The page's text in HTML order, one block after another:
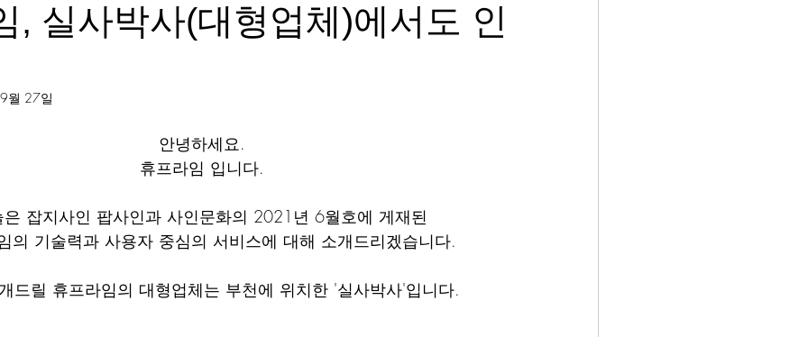
, 실사박사(대형업체)에서도 인
월 27일
안녕하세요.
휴프라임 입니다.
은 잡지사인 팝사인과 사인문화의 2021년 6월호에 게재된
의 기술력과 사용자 중심의 서비스에 대해 소개드리겠습니다.
드릴 휴프라임의 대형업체는 부천에 위치한 '실사박사'입니다.